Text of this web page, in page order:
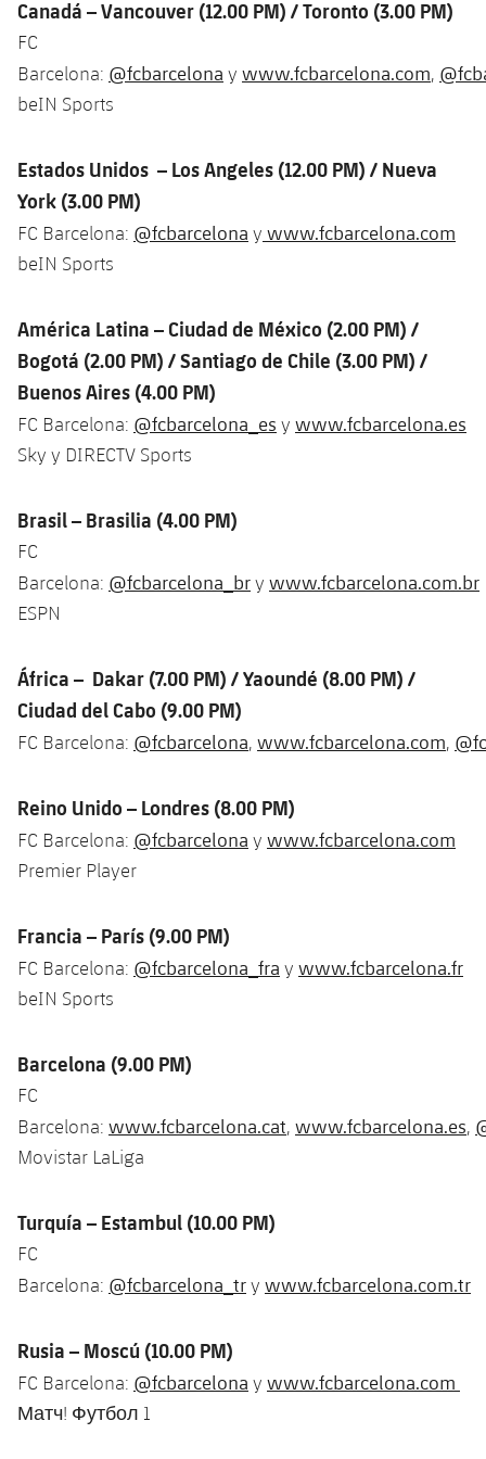
Jugadores
Fotos
Palmarés
Clasificaciones
Juvenil
Infantil
Actualidad
Femenino
Agenda
Baloncesto en silla de ruedas
plusicon
más
Jugadores
Calendario
Resultados
Clasificaciones
Hockey sobre hielo
plusicon
más
Actualidad
Jugadores
Calendario
Resultados
Clasificaciones
Hockey hierba
plusicon
más
Noticias
Hockey Hierba Masculino
Hockey Hierba Femenino
Actualidad
Plantilla
Agenda
Escuela de Patinaje
Rugby
plusicon
más
Actualidad
Clasificaciones
Fotos
Voleibol
plusicon
más
Noticias
Apúntate a las amateurs
plusicon
más
Apúntate a las amateurs
PLUSICON
MÁS
VALORANT Rising
VALORANT Game Changers
Canadá – Vancouver (12.00 PM) / Toronto (3.00 PM)
FC
Barcelona: @fcbarcelona y www.fcbarcelona.com,
beIN Sports
Estados Unidos – Los Angeles (12.00 PM) / Nueva
York (3.00 PM)
FC Barcelona: @fcbarcelona y www.fcbarcelona.com
beIN Sports
América Latina – Ciudad de México (2.00 PM) /
Bogotá (2.00 PM) /Santiago de Chile (3.00 PM) /
Buenos Aires (4.00 PM)
FC Barcelona: @fcbarcelona_es y www.fcbarcelona.es
Sky y DIRECTV Sports
Brasil – Brasilia (4.00 PM)
FC
Barcelona: @fcbarcelona_bry www.fcbarcelona.com.br
ESPN
África – Dakar (7.00 PM) / Yaoundé (8.00 PM) /
Ciudad del Cabo (9.00 PM)
FC Barcelona: @fcbarcelona, www.fcbarcelona.com,
Reino Unido – Londres (8.00 PM)
FC Barcelona: @fcbarcelona y www.fcbarcelona.com
Premier Player
Francia – París (9.00 PM)
FC Barcelona: @fcbarcelona_fra y www.fcbarcelona.fr
beIN Sports
Barcelona (9.00 PM)
FC
Barcelona: www.fcbarcelona.cat, www.fcbarcelona.es,
Movistar LaLiga
Turquía – Estambul (10.00 PM)
FC
Barcelona: @fcbarcelona_try www.fcbarcelona.com.tr
Rusia – Moscú (10.00 PM)
FC Barcelona: @fcbarcelona y www.fcbarcelona.com
Матч! Футбол 1